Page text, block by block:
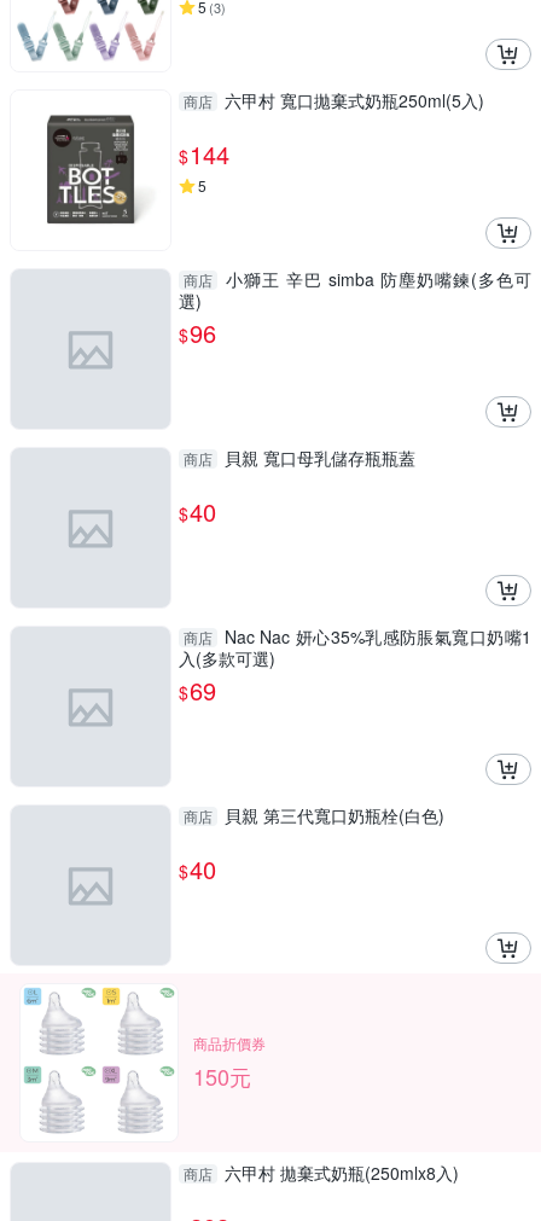
5 (3)
商店 六甲村 寬口拋棄式奶瓶250ml(5入)
$144
5
商店
小獅王 辛巴 simba 防塵奶嘴鍊(多色可
選)
$96
商店 貝親 寬口母乳儲存瓶瓶蓋
$40
商店
Nac Nac 妍心35%乳感防脹氣寬口奶嘴1
入(多款可選)
$69
商店 貝親 第三代寬口奶瓶栓(白色)
$40
商品折價券
150元
商店 六甲村 拋棄式奶瓶(250mlx8入)